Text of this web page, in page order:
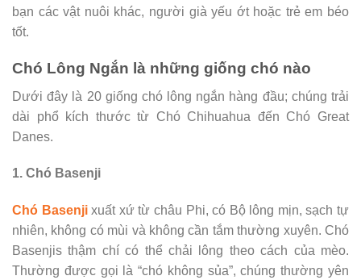
bạn các vật nuôi khác, người già yếu ớt hoặc trẻ em béo
tốt.
Chó Lông Ngắn là những giống chó nào
Dưới đây là 20 giống chó lông ngắn hàng đầu; chúng trải
dài phổ kích thước từ Chó Chihuahua đến Chó Great
Danes.
1. Chó Basenji
Chó Basenjixuất xứ từ châu Phi, có Bộ lông mịn, sạch tự
nhiên, không có mùi và không cần tắm thường xuyên. Chó
Basenjis thậm chí có thể chải lông theo cách của mèo.
Thường được gọi là “chó không sủa”, chúng thường yên